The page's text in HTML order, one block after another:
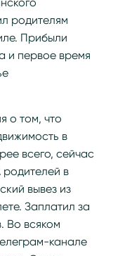
родителям
Прибыли
и первое время
о том, что
в
всего, сейчас
в
вывез из
Заплатил за
Во всяком
канале